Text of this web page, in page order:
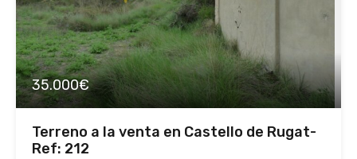
35.000€
Terreno a la venta en Castello de Rugat-
Ref: 212